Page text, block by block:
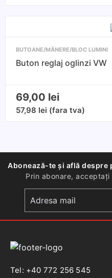
BUTOANE/MÂNERE/BLOC LUMINI
Buton reglaj oglinzi VW
69,00 lei
57,98 lei (fara tva)
Abonează-te și află despre
Prin abonare, acceptați
Tel: +40 772 256 545